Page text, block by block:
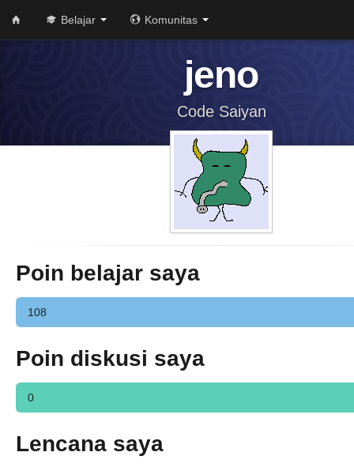
Belajar Komunitas
jeno
Code Saiyan
Poin belajar saya
108
Poin diskusi saya
0
Lencana saya